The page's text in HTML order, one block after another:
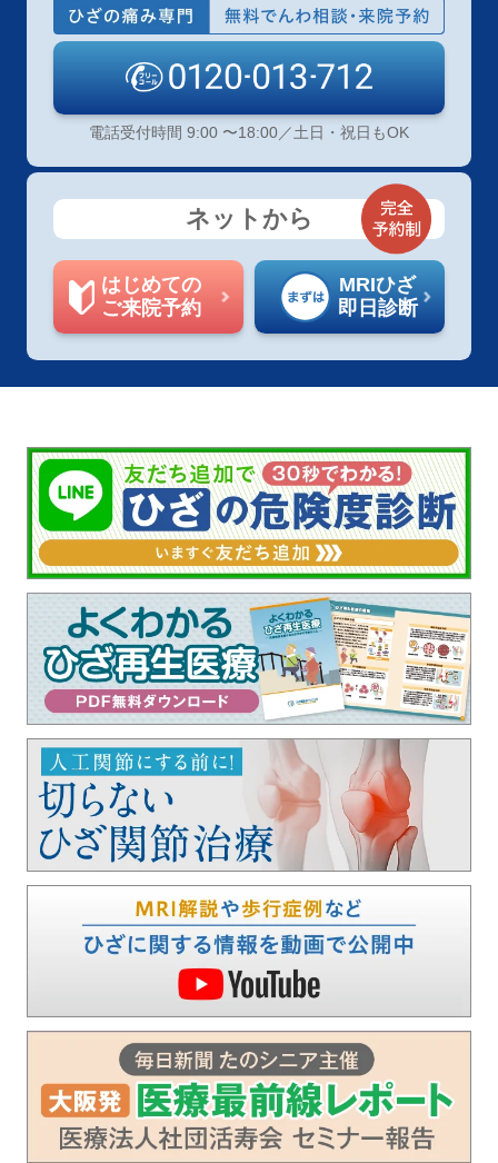
電話受付時間 9:00 〜18:00／土日・祝日もOK
ネットから
はじめての
ご来院予約
MRIひざ
即日診断